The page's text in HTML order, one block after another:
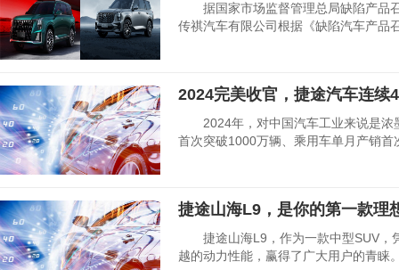
据国家市场监督管理总局缺陷产品
传祺汽车有限公司根据《缺陷汽车产品
2024完美收官，捷途汽车连续
2024年，对中国汽车工业来说是浓
首次突破1000万辆、乘用车单月产销首
捷途山海L9，是你的第一款理
捷途山海L9，作为一款中型SUV，
越的动力性能，赢得了广大用户的青睐